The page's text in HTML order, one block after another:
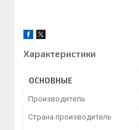
Характеристики
ОСНОВНЫЕ
Производитель
Страна производитель